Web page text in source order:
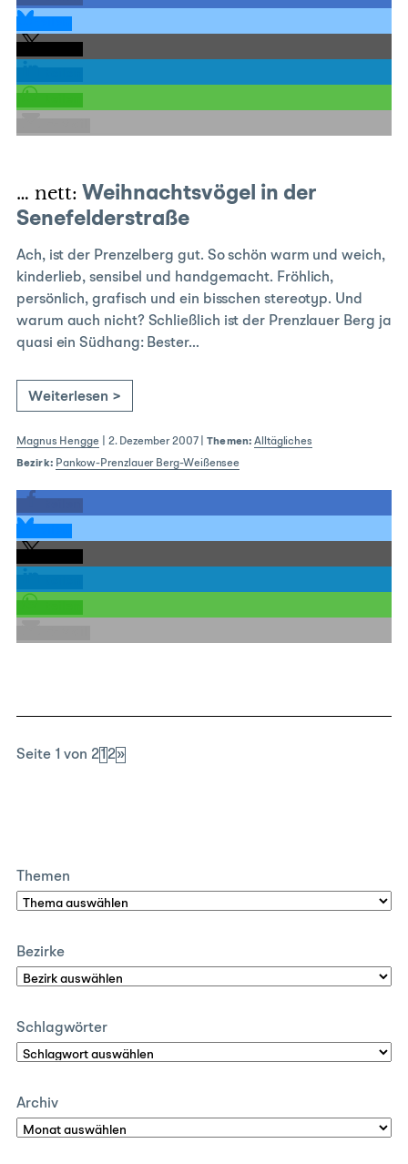
… nett: Weihnachtsvögel in der
Senefelderstraße
Ach, ist der Prenzelberg gut. So schön warm und weich,
kinderlieb, sensibel und handgemacht. Fröhlich,
persönlich, grafisch und ein bisschen stereotyp. Und
warum auch nicht? Schließlich ist der Prenzlauer Berg ja
quasi ein Südhang: Bester…
Weiterlesen >
Magnus Hengge| 2. Dezember 2007|Themen: Alltägliches
Bezirk: Pankow-Prenzlauer Berg-Weißensee
Seite 1 von 21 2»
Themen
Bezirke
Schlagwörter
Archiv